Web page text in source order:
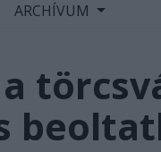
ARCHÍVUM